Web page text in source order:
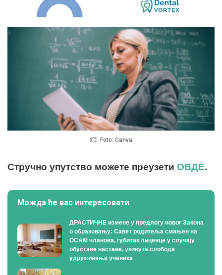
Foto: Canva
Стручно упутство можете преузети ОВДЕ.
Можда ће вас интересовати
ДРАСТИЧНЕ измене у предлогу новог Закона
о образовању: Савет родитеља смањен на
ОСАМ чланова, губитак лиценце у случају
обуставе наставе, укинута слобода
удруживања ученика